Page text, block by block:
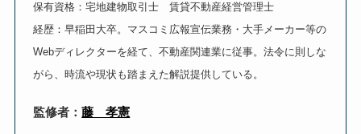
保有資格：宅地建物取引士 賃貸不動産経営管理士
経歴：早稲田大卒。マスコミ広報宣伝業務・大手メーカー等の
Webディレクターを経て、不動産関連業に従事。法令に則しな
がら、時流や現状も踏まえた解説提供している。
監修者：藤 孝憲